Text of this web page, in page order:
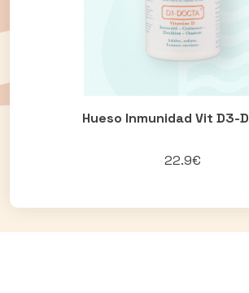
Hueso Inmunidad Vit D3-
22.9€